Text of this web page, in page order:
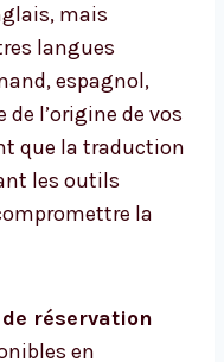
mais
langues
espagnol,
l’origine de vos
que la traduction
les outils
la
réservation
en